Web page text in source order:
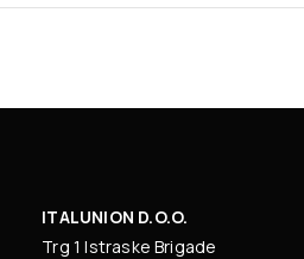
ITALUNION D.O.O.
Trg 1 Istraske Brigade